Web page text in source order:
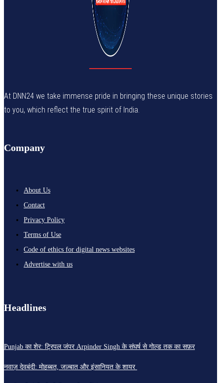
At DNN24 we take immense pride in bringing these unique stories
to you, which reflect the true spirit of India.
Company
About Us
Contact
Privacy Policy
Terms of Use
Code of ethics for digital news websites
Advertise with us
Headlines
Punjab का शेर: ट्रिपल जंपर Arpinder Singh के संघर्ष से गोल्ड तक का सफ़र
नवाज़ देवबंदी: मोहब्बत, जज़्बात और इंसानियत के शायर